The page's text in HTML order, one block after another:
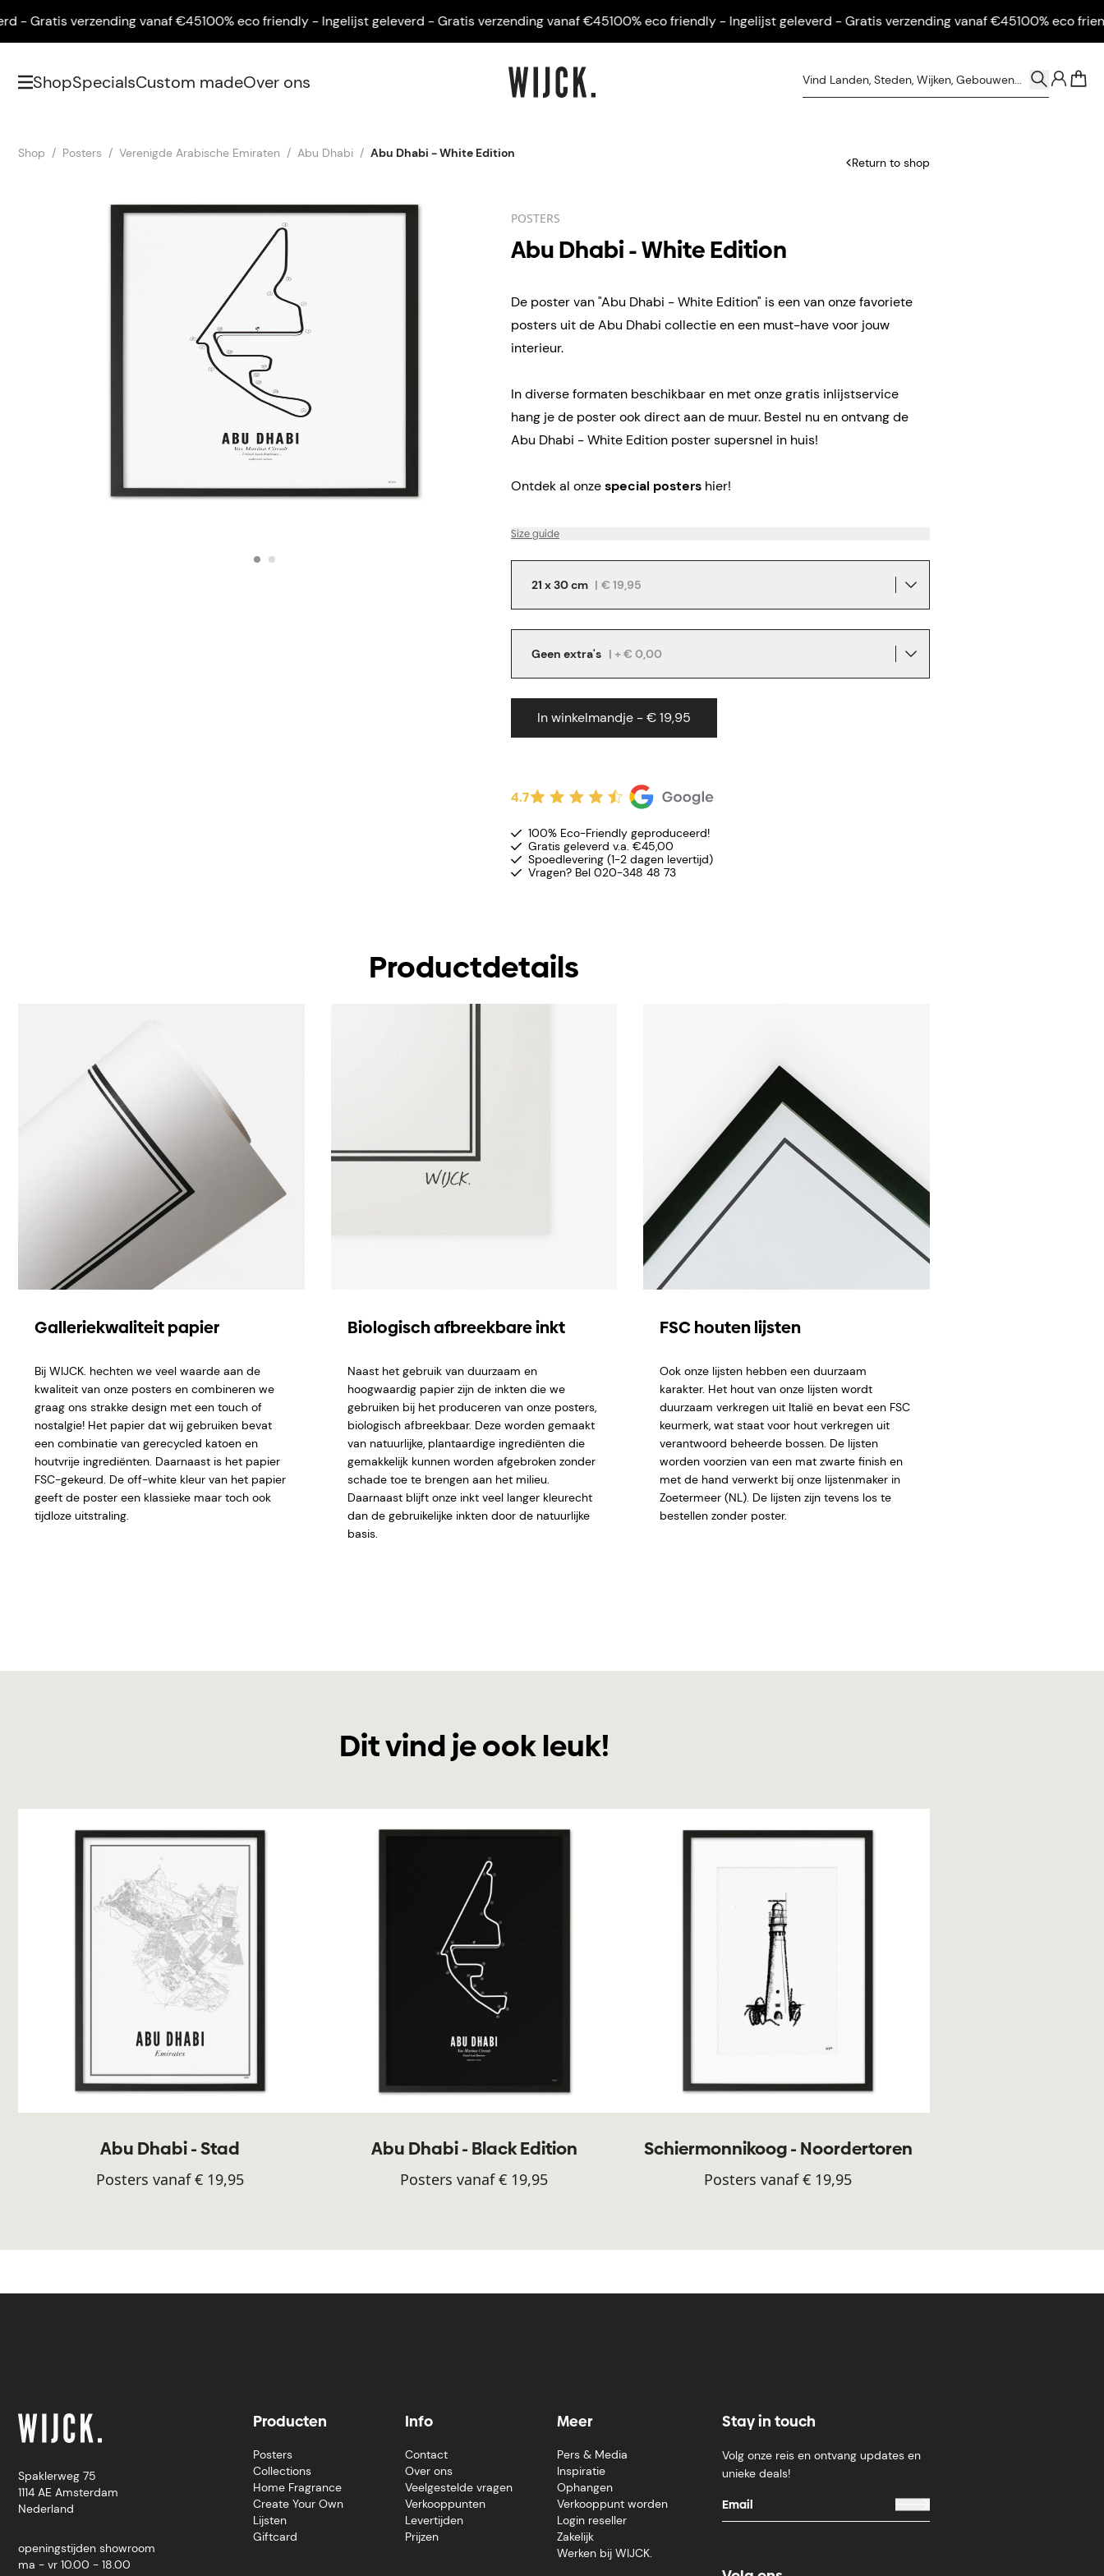
verzending vanaf €45100% eco friendly - Ingelijst geleverd - Gratis verzending vanaf €45100% eco friendly - Ingelijst geleverd - Gratis verzending vanaf €45100% eco friendly
ShopSpecialsCustom madeOver ons
Shop Posters Verenigde Arabische Emiraten Abu Dhabi Abu Dhabi - White Edition
Return to shop
POSTERS
Abu Dhabi - White Edition
De poster van "Abu Dhabi - White Edition" is een van onze favoriete
posters uit de Abu Dhabi collectie en een must-have voor jouw
interieur.
In diverse formaten beschikbaar en met onze gratis inlijstservice
hang je de poster ook direct aan de muur. Bestel nu en ontvang de
Abu Dhabi - White Edition poster supersnel in huis!
Ontdek al onzespecial posters hier!
Size guide
21 x 30 cm | € 19,95
Geen extra's | + € 0,00
In winkelmandje - € 19,95
4.7
100% Eco-Friendly geproduceerd!
Gratis geleverd v.a. €45,00
Spoedlevering (1-2 dagen levertijd)
Vragen? Bel 020-348 48 73
Productdetails
Galleriekwaliteit papier
Bij WIJCK. hechten we veel waarde aan de
kwaliteit van onze posters en combineren we
graag ons strakke design met een touch of
nostalgie! Het papier dat wij gebruiken bevat
een combinatie van gerecycled katoen en
houtvrije ingrediënten. Daarnaast is het papier
FSC-gekeurd. De off-white kleur van het papier
geeft de poster een klassieke maar toch ook
tijdloze uitstraling.
Biologisch afbreekbare inkt
Naast het gebruik van duurzaam en
hoogwaardig papier zijn de inkten die we
gebruiken bij het produceren van onze posters,
biologisch afbreekbaar. Deze worden gemaakt
van natuurlijke, plantaardige ingrediënten die
gemakkelijk kunnen worden afgebroken zonder
schade toe te brengen aan het milieu.
Daarnaast blijft onze inkt veel langer kleurecht
dan de gebruikelijke inkten door de natuurlijke
basis.
FSC houten lijsten
Ook onze lijsten hebben een duurzaam
karakter. Het hout van onze lijsten wordt
duurzaam verkregen uit Italië en bevat een FSC
keurmerk, wat staat voor hout verkregen uit
verantwoord beheerde bossen. De lijsten
worden voorzien van een mat zwarte finish en
met de hand verwerkt bij onze lijstenmaker in
Zoetermeer (NL). De lijsten zijn tevens los te
bestellen zonder poster.
Dit vind je ook leuk!
Abu Dhabi - Stad
Posters vanaf € 19,95
Abu Dhabi - Black Edition
Posters vanaf € 19,95
Schiermonnikoog - Noordertoren
Posters vanaf € 19,95
Spaklerweg 75
1114 AE Amsterdam
Nederland
openingstijden showroom
ma - vr 10.00 - 18.00
Producten
Posters
Collections
Home Fragrance
Create Your Own
Lijsten
Giftcard
Info
Contact
Over ons
Veelgestelde vragen
Verkooppunten
Levertijden
Prijzen
Meer
Pers & Media
Inspiratie
Ophangen
Verkooppunt worden
Login reseller
Zakelijk
Werken bij WIJCK.
Stay in touch
Volg onze reis en ontvang updates en
unieke deals!